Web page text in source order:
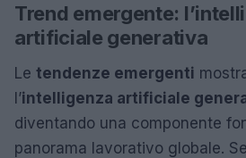
Trend emergente:
artificiale generativa
Le tendenze emergenti
l’intelligenza artificiale
diventando una componente
panorama lavorativo globale.